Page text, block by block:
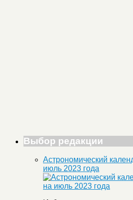
Выбор редакции
Астрономический
июль 2023 года